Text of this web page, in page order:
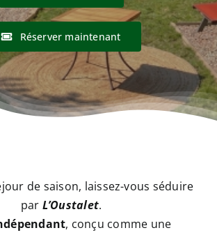
Réserver maintenant
de saison, laissez-vous séduire
par L’Oustalet.
, conçu comme une